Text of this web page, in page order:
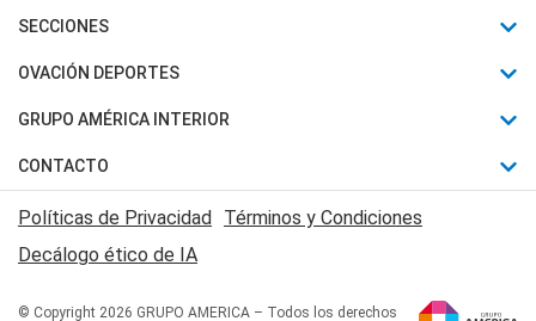
Últimas Noticias
Política
Judiciales
Economia
SECCIONES
Horóscopo
Motores
Trucos caseros
Series y Películas
Edictos y Solicitadas
OVACIÓN DEPORTES
Fútbol
Mundial
Automovilismo
Rugby
Básquet
GRUPO AMÉRICA INTERIOR
Canal 7 en Vivo
CONTACTO
Acerca de Nosotros
Contactanos
Políticas de Privacidad Términos y Condiciones
Decálogo ético de IA
© Copyright 2026 GRUPO AMERICA – Todos los derechos